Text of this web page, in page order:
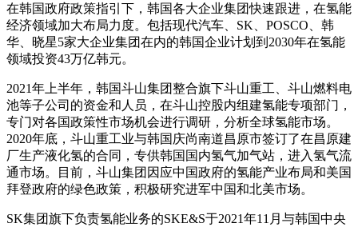
在韩国政府政策指引下，韩国各大企业集团快速跟进，在氢能
经济领域加大布局力度。包括现代汽车、SK、POSCO、韩
华、晓星5家大企业集团在内的韩国企业计划到2030年在氢能
领域投资43万亿韩元。
2021年上半年，韩国斗山集团整合旗下斗山重工、斗山燃料电
池等子公司的资金和人员，在斗山控股内组建氢能专项部门，
专门对各国政策性市场机会进行调研，分析全球氢能市场。
2020年底，斗山重工业与韩国庆尚南道昌原市签订了在昌原建
厂生产液化氢的合同，专供韩国国内氢气加气站，进入氢气流
通市场。目前，斗山集团因应中国政府的氢能产业布局和美国
拜登政府的绿色政策，积极研究进军中国和北美市场。
SK集团旗下负责氢能业务的SKE&S于2021年11月与韩国中央